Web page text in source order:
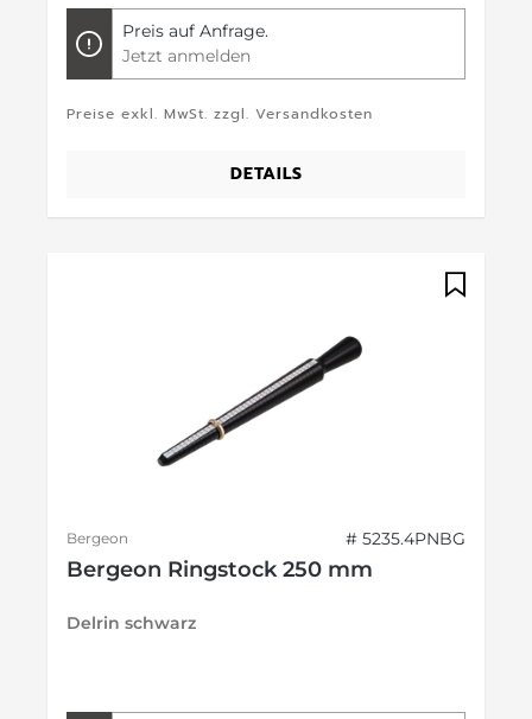
Preis auf Anfrage.
Jetzt anmelden
Preise exkl. MwSt. zzgl. Versandkosten
DETAILS
Bergeon # 5235.4PNBG
Bergeon Ringstock 250 mm
Delrin schwarz